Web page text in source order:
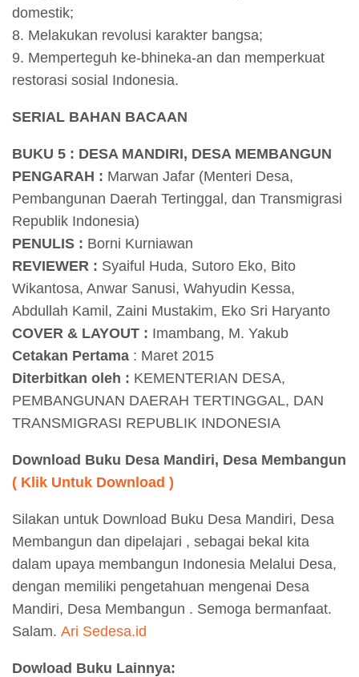
domestik;
8. Melakukan revolusi karakter bangsa;
9. Memperteguh ke-bhineka-an dan memperkuat
restorasi sosial Indonesia.
SERIAL BAHAN BACAAN
BUKU 5 : DESA MANDIRI, DESA MEMBANGUN
PENGARAH : Marwan Jafar (Menteri Desa,
Pembangunan Daerah Tertinggal, dan Transmigrasi
Republik Indonesia)
PENULIS : Borni Kurniawan
REVIEWER : Syaiful Huda, Sutoro Eko, Bito
Wikantosa, Anwar Sanusi, Wahyudin Kessa,
Abdullah Kamil, Zaini Mustakim, Eko Sri Haryanto
COVER & LAYOUT : Imambang, M. Yakub
Cetakan Pertama : Maret 2015
Diterbitkan oleh : KEMENTERIAN DESA,
PEMBANGUNAN DAERAH TERTINGGAL, DAN
TRANSMIGRASI REPUBLIK INDONESIA
Download Buku Desa Mandiri, Desa Membangun
( Klik Untuk Download )
Silakan untuk Download Buku Desa Mandiri, Desa
Membangun dan dipelajari , sebagai bekal kita
dalam upaya membangun Indonesia Melalui Desa,
dengan memiliki pengetahuan mengenai Desa
Mandiri, Desa Membangun . Semoga bermanfaat.
Salam. Ari Sedesa.id
Dowload Buku Lainnya: